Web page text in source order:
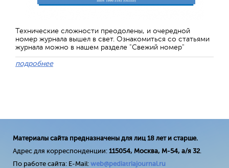
Технические сложности преодолены, и очередной
номер журнала вышел в свет. Ознакомиться со статьями
журнала можно в нашем разделе "Свежий номер"
подробнее
Материалы сайта предназначены для лиц 18 лет и старше.
Адрес для корреспонденции: 115054, Москва, М-54, а/я 32.
По работе сайта: E-Mail: web@pediatriajournal.ru